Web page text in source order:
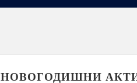
НОВОГОДИШНИ